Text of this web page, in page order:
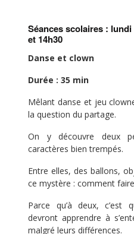
Séances scolaires :
et 14h30
Danse et clown
Durée : 35 min
Mêlant danse et jeu
la question du partage.
On y découvre deux
caractères bien trempés.
Entre elles, des ballons,
ce mystère : comment
Parce qu’à deux, c’est
devront apprendre à
malgré leurs différences.